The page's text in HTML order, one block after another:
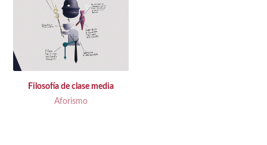
Filosofía de clase media
Aforismo